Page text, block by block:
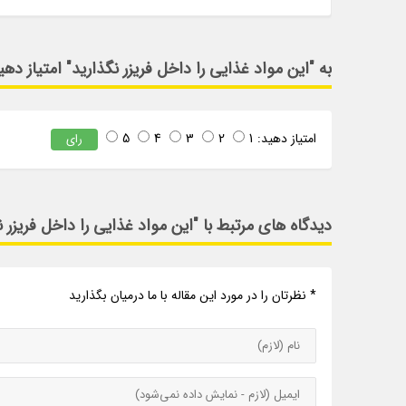
به "این مواد غذایی را داخل فریزر نگذارید" امتیاز
امتیاز دهید: 1
2
3
4
5 رای
دیدگاه های مرتبط با "این مواد غذایی را داخل فریزر
* نظرتان را در مورد این مقاله با ما درمیان بگذارید